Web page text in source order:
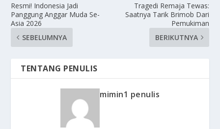
Resmi! Indonesia Jadi
Panggung Anggar Muda Se-
Asia 2026
SEBELUMNYA
Tragedi Remaja Tewas:
Saatnya Tarik Brimob Dari
Pemukiman
BERIKUTNYA
TENTANG PENULIS
mimin1 penulis